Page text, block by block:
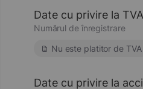
Date cu privire la TVA
Numărul de înregistrare
Nu este platitor de TVA
Date cu privire la